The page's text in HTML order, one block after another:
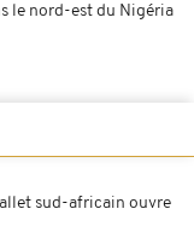
le nord-est du Nigéria
sud-africain ouvre